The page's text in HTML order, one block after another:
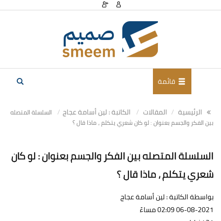
قائمة
الرئيسية المقالات الكاتبة : لين أسامة عجاج
السلسلة المتصله
بين الفكر والجسم بعنوان : لو كان شعري يتكلم ، ماذا قال ؟
السلسلة المتصله بين الفكر والجسم بعنوان : لو كان
شعري يتكلم ، ماذا قال ؟
بواسطة الكاتبة : لين أسامة عجاج
06-08-2021 02:09 مساءً